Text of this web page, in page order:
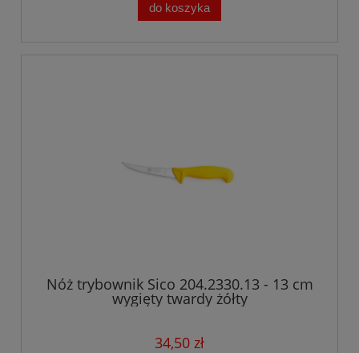
do koszyka
Nóż trybownik Sico 204.2330.13 - 13 cm
wygięty twardy żółty
34,50 zł